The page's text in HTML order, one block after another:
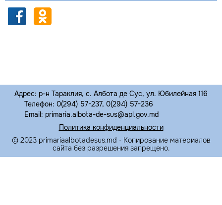
Адрес: р-н Тараклия, с. Албота де Сус, ул. Юбилейная 116
Телефон: 0(294) 57-237, 0(294) 57-236
Email: primaria.albota-de-sus@apl.gov.md
Политика конфиденциальности
© 2023 primariaalbotadesus.md · Копирование материалов
сайта без разрешения запрещено.